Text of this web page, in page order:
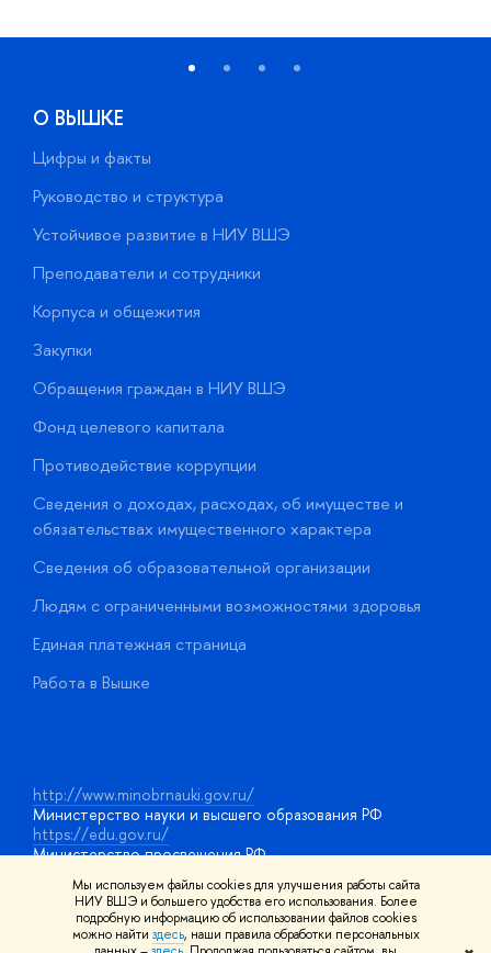
Мы используем файлы cookies для улучшения работы сайта
НИУ ВШЭ и большего удобства его использования. Более
подробную информацию об использовании файлов cookies
можно найти здесь, наши правила обработки персональных
О ВЫШКЕ
Цифры и факты
Руководство и структура
Устойчивое развитие в НИУ ВШЭ
Преподаватели и сотрудники
Корпуса и общежития
Закупки
Обращения граждан в НИУ ВШЭ
Фонд целевого капитала
Противодействие коррупции
Сведения о доходах, расходах, об имуществе и
обязательствах имущественного характера
Сведения об образовательной организации
Людям с ограниченными возможностями здоровья
Единая платежная страница
Работа в Вышке
http://www.minobrnauki.gov.ru/
Министерство науки и высшего образования РФ
https://edu.gov.ru/
Министерство просвещения РФ
Массовые открытые онлайн-курсы